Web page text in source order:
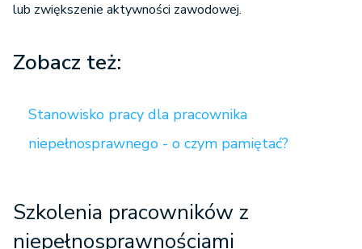
lub zwiększenie aktywności zawodowej.
Zobacz też:
Stanowisko pracy dla pracownika
niepełnosprawnego - o czym pamiętać?
Szkolenia pracowników z
niepełnosprawnościami